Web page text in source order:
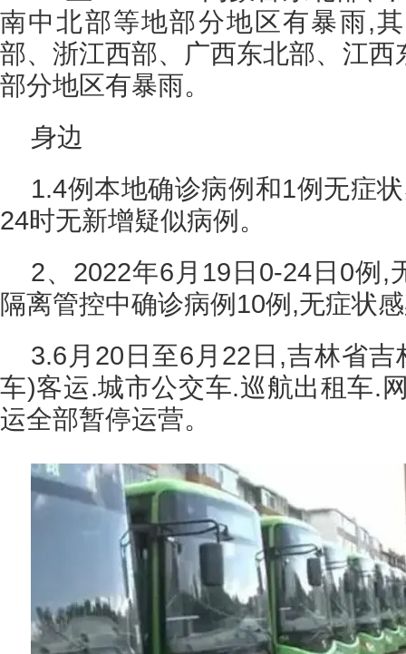
南中北部等地部分地区有暴雨,
部、浙江西部、广西东北部、江
部分地区有暴雨。
身边
1.4例本地确诊病例和1例无症
24时无新增疑似病例。
2、2022年6月19日0-24日0例,
隔离管控中确诊病例10例,无症状
3.6月20日至6月22日,吉林省
车)客运.城市公交车.巡航出租车.
运全部暂停运营。